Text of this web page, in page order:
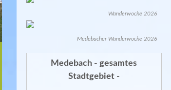
Wanderwoche 2026
Medebacher Wanderwoche 2026
Medebach - gesamtes
Stadtgebiet -